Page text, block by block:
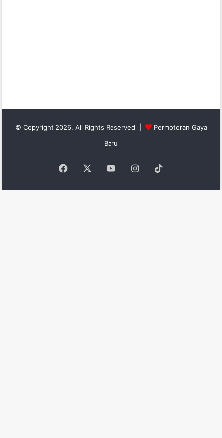
© Copyright 2026, All Rights Reserved |
Permotoran Gaya
Baru
Facebook YouTubeInstagram